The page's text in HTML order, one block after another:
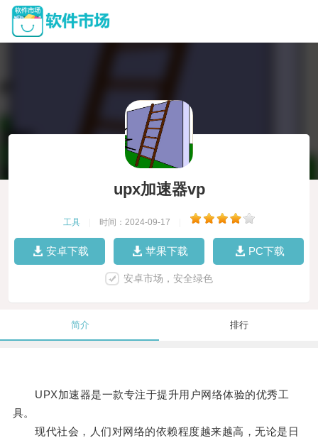
upx加速器vp
工具 时间：2024-09-17
安卓下载 苹果下载 PC下载
安卓市场，安全绿色
简介 排行
UPX加速器是一款专注于提升用户网络体验的优秀工
具。
现代社会，人们对网络的依赖程度越来越高，无论是日